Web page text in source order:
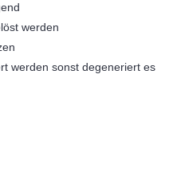
werden
werden sonst degeneriert es